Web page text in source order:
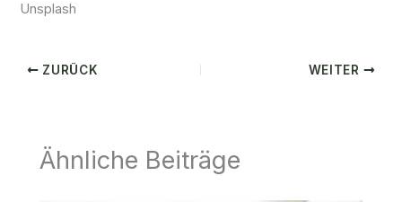
Unsplash
ZURÜCK WEITER
Ähnliche Beiträge